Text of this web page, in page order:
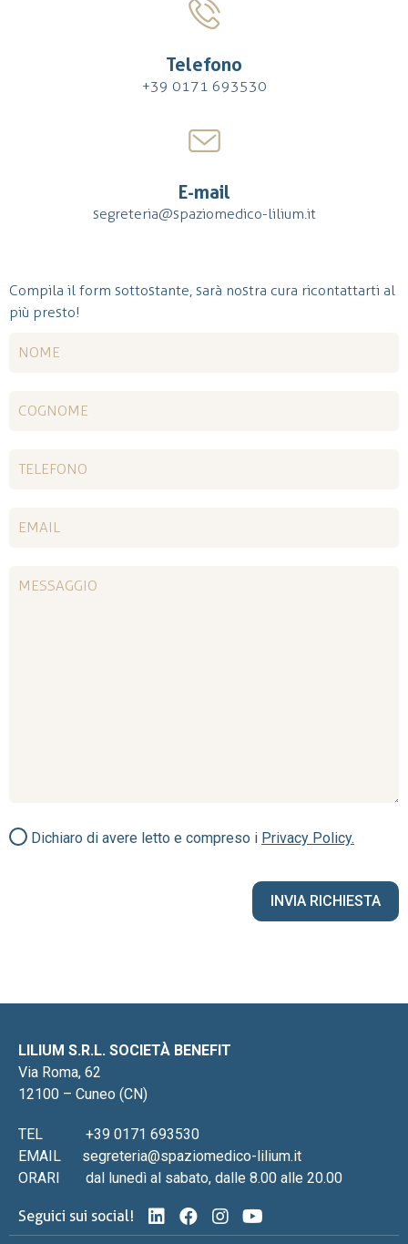
Telefono
+39 0171 693530
E-mail
segreteria@spaziomedico-lilium.it
Compila il form sottostante, sarà nostra cura ricontattarti al
più presto!
Dichiaro di avere letto e compreso i Privacy Policy.
LILIUM S.R.L. SOCIETÀ BENEFIT
Via Roma, 62
12100 – Cuneo (CN)
TEL
+39 0171 693530
EMAIL
segreteria@spaziomedico-lilium.it
ORARI
dal lunedì al sabato, dalle 8.00 alle 20.00
Seguici sui social!